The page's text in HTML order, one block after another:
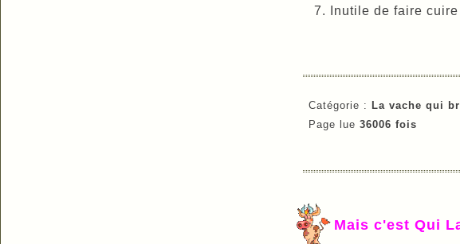
Inutile de faire
Catégorie : La vache qui
Page lue 36006 fois
Mais c'est Qui